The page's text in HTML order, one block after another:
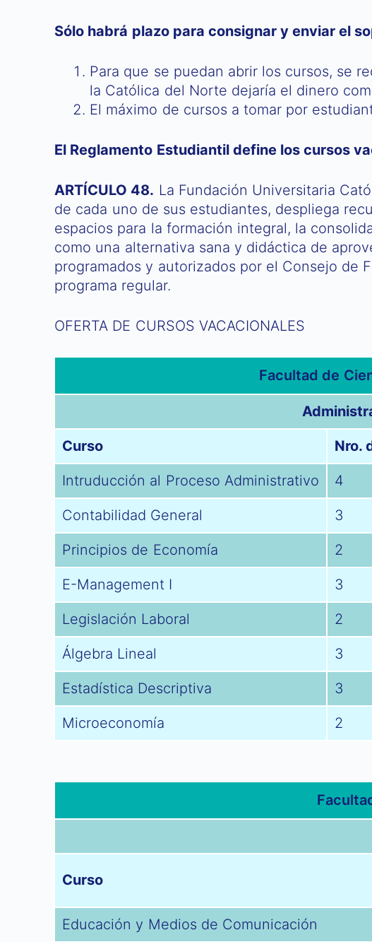
Sólo habrá plazo para consignar y enviar el
Para que se puedan abrir los cursos, se
la Católica del Norte dejaría el dinero
El máximo de cursos a tomar por
El Reglamento Estudiantil define los cursos
ARTÍCULO 48. La Fundación Universitaria
de cada uno de sus estudiantes, despliega
espacios para la formación integral, la
como una alternativa sana y didáctica de
programados y autorizados por el Consejo de
programa regular.
OFERTA DE CURSOS VACACIONALES
Facultad de
Curso Nro.
Intruducción al Proceso Administrativo 4
Contabilidad General 3
Principios de Economía 2
E-Management I 3
Legislación Laboral 2
Álgebra Lineal 3
Estadística Descriptiva 3
Microeconomía 2
Curso
Educación y Medios de Comunicación